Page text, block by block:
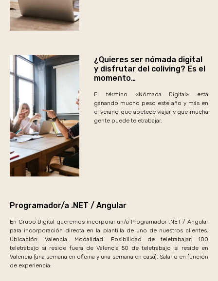
¿Quieres ser nómada digital
y disfrutar del coliving? Es el
momento…
El término «Nómada Digital» está
ganando mucho peso este año y más en
el verano que apetece viajar y que mucha
gente puede teletrabajar.
Programador/a .NET / Angular
En Grupo Digital queremos incorporar un/a Programador .NET / Angular
para incorporación directa en la plantilla de uno de nuestros clientes.
Ubicación: Valencia. Modalidad: Posibilidad de teletrabajar: 100
teletrabajo si reside fuera de Valencia 50 de teletrabajo si reside en
Valencia (una semana en oficina y una semana en casa). Salario en función
de experiencia: